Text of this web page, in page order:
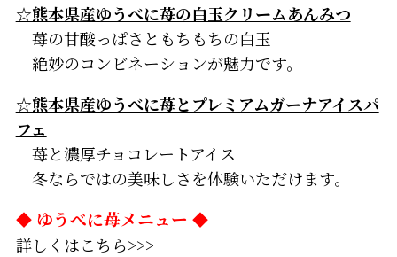
☆熊本県産ゆうべに苺の白玉クリームあんみつ
苺の甘酸っぱさともちもちの白玉
絶妙のコンビネーションが魅力です。
☆熊本県産ゆうべに苺とプレミアムガーナアイスパ
フェ
苺と濃厚チョコレートアイス
冬ならではの美味しさを体験いただけます。
◆ ゆうべに苺メニュー ◆
詳しくはこちら>>>